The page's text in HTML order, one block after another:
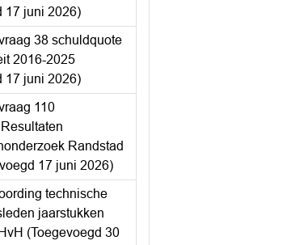
17 juni 2026)
38 schuldquote
2016-2025
17 juni 2026)
110
Randstad
17 juni 2026)
technische
jaarstukken
(Toegevoegd 30